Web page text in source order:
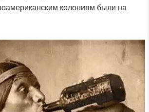
колониям были на